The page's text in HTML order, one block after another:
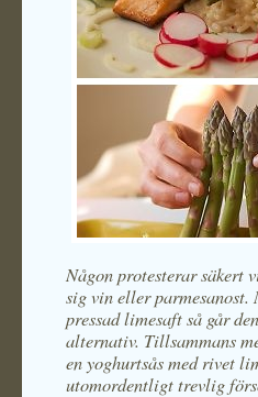
Någon protesterar säkert
sig vin eller parmesanost.
pressad limesaft så går
alternativ. Tillsammans
en yoghurtsås med rivet
utomordentligt trevlig